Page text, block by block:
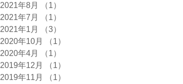
2021年8月
（1）
2021年7月
（1）
2021年1月
（3）
2020年10月
（1）
2020年4月
（1）
2019年12月
（1）
2019年11月
（1）